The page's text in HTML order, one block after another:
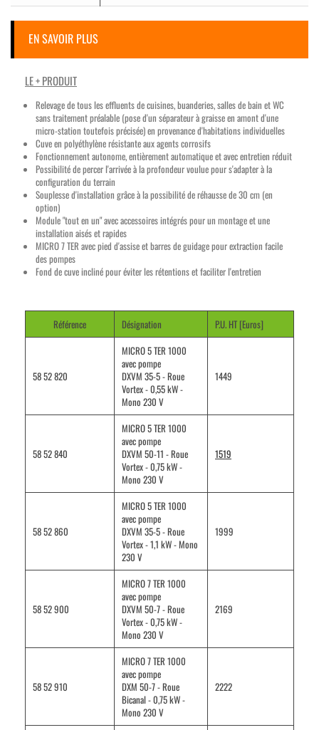
EN SAVOIR PLUS
LE + PRODUIT
Relevage de tous les effluents de cuisines, buanderies, salles de bain et WC
sans traitement préalable (pose d'un séparateur à graisse en amont d'une
micro-station toutefois précisée) en provenance d'habitations individuelles
Cuve en polyéthylène résistante aux agents corrosifs
Fonctionnement autonome, entièrement automatique et avec entretien réduit
Possibilité de percer l'arrivée à la profondeur voulue pour s'adapter à la
configuration du terrain
Souplesse d'installation grâce à la possibilité de réhausse de 30 cm (en
option)
Module "tout en un" avec accessoires intégrés pour un montage et une
installation aisés et rapides
MICRO 7 TER avec pied d'assise et barres de guidage pour extraction facile
des pompes
Fond de cuve incliné pour éviter les rétentions et faciliter l'entretien
Référence Désignation P.U. HT [Euros]
58 52 820
MICRO 5 TER 1000
avec pompe
DXVM 35-5 - Roue
Vortex - 0,55 kW -
Mono 230 V
1449
58 52 840
MICRO 5 TER 1000
avec pompe
DXVM 50-11 - Roue
Vortex - 0,75 kW -
Mono 230 V
1519
58 52 860
MICRO 5 TER 1000
avec pompe
DXVM 35-5 - Roue
Vortex - 1,1 kW - Mono
230 V
1999
58 52 900
MICRO 7 TER 1000
avec pompe
DXVM 50-7 - Roue
Vortex - 0,75 kW -
Mono 230 V
2169
58 52 910
MICRO 7 TER 1000
avec pompe
DXM 50-7 - Roue
Bicanal - 0,75 kW -
Mono 230 V
2222